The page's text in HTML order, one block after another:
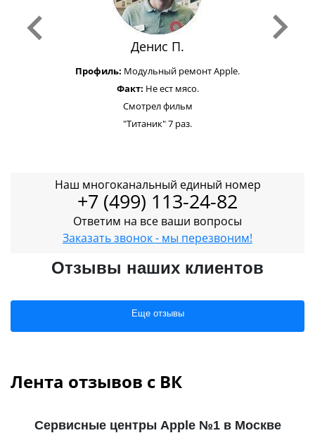
Денис П.
Профиль: Модульный ремонт Apple.
Факт: Не ест мясо.
Смотрел фильм
"Титаник" 7 раз.
Наш многоканальный единый номер
+7 (499) 113-24-82
Ответим на все ваши вопросы
Заказать звонок - мы перезвоним!
Отзывы наших клиентов
Еще отзывы
Лента отзывов с ВК
Сервисные центры Apple №1 в Москве